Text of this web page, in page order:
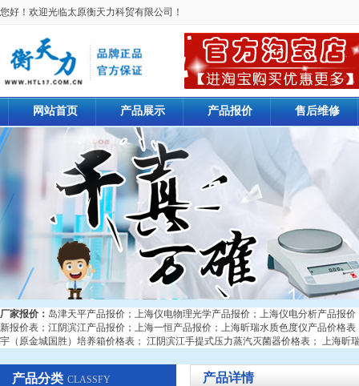
您好！欢迎光临太原衡天力科贸有限公司！
网站首页 产品展示 产品报价 售后维修
厂家报价： 岛津天平产品报价 ； 上海仪电物理光学产品报价 ； 上海仪电分析产品报价
新报价表 ； 江阴滨江产品报价 ； 上海一恒产品报价 ； 上海昕瑞水质色度仪产品价格表
宇（原金城国胜）培养箱价格表 ； 江阴滨江手提式压力蒸汽灭菌器价格表 ； 上海昕
产品分类 CLASSFY 产品详情